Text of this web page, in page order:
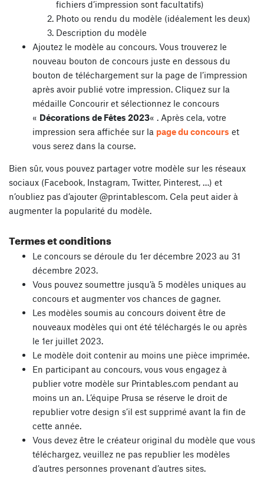
fichiers d’impression sont facultatifs)
Photo ou rendu du modèle (idéalement les deux)
Description du modèle
Ajoutez le modèle au concours. Vous trouverez le
nouveau bouton de concours juste en dessous du
bouton de téléchargement sur la page de l’impression
après avoir publié votre impression. Cliquez sur la
médaille Concourir et sélectionnez le concours
« Décorations de Fêtes 2023« . Après cela, votre
impression sera affichée sur la page du concours et
vous serez dans la course.
Bien sûr, vous pouvez partager votre modèle sur les réseaux
sociaux (Facebook, Instagram, Twitter, Pinterest, …) et
n’oubliez pas d’ajouter @printablescom. Cela peut aider à
augmenter la popularité du modèle.
Termes et conditions
Le concours se déroule du 1er décembre 2023 au 31
décembre 2023.
Vous pouvez soumettre jusqu’à 5 modèles uniques au
concours et augmenter vos chances de gagner.
Les modèles soumis au concours doivent être de
nouveaux modèles qui ont été téléchargés le ou après
le 1er juillet 2023.
Le modèle doit contenir au moins une pièce imprimée.
En participant au concours, vous vous engagez à
publier votre modèle sur Printables.com pendant au
moins un an. L’équipe Prusa se réserve le droit de
republier votre design s’il est supprimé avant la fin de
cette année.
Vous devez être le créateur original du modèle que vous
téléchargez, veuillez ne pas republier les modèles
d’autres personnes provenant d’autres sites.